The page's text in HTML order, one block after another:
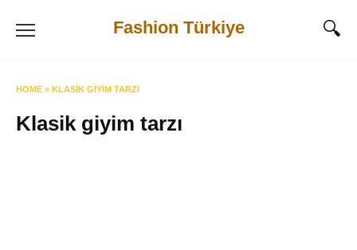
Fashion Türkiye
HOME » KLASIK GIYIM TARZI
Klasik giyim tarzı